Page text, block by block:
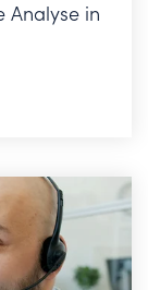
Analyse in